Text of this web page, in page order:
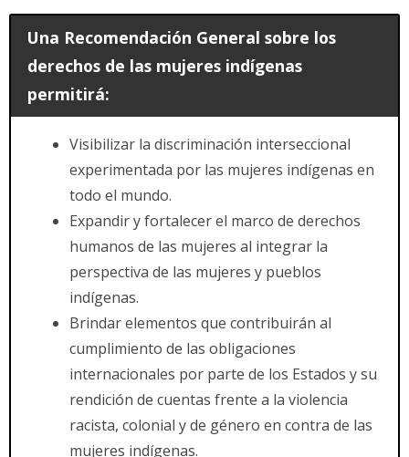
Una Recomendación General sobre los
derechos de las mujeres indígenas
permitirá:
Visibilizar la discriminación interseccional
experimentada por las mujeres indígenas en
todo el mundo.
Expandir y fortalecer el marco de derechos
humanos de las mujeres al integrar la
perspectiva de las mujeres y pueblos
indígenas.
Brindar elementos que contribuirán al
cumplimiento de las obligaciones
internacionales por parte de los Estados y su
rendición de cuentas frente a la violencia
racista, colonial y de género en contra de las
mujeres indígenas.